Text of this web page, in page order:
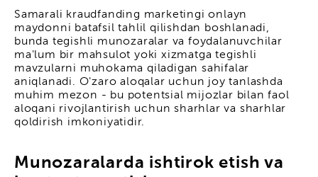
Samarali kraudfanding marketingi onlayn
maydonni batafsil tahlil qilishdan boshlanadi,
bunda tegishli munozaralar va foydalanuvchilar
ma'lum bir mahsulot yoki xizmatga tegishli
mavzularni muhokama qiladigan sahifalar
aniqlanadi. O'zaro aloqalar uchun joy tanlashda
muhim mezon - bu potentsial mijozlar bilan faol
aloqani rivojlantirish uchun sharhlar va sharhlar
qoldirish imkoniyatidir.
Munozaralarda ishtirok etish va